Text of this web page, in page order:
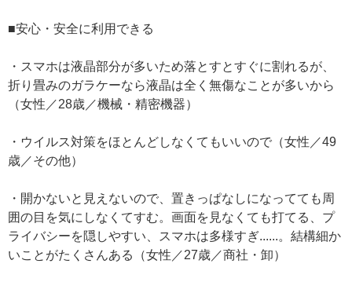
■安心・安全に利用できる
・スマホは液晶部分が多いため落とすとすぐに割れるが、
折り畳みのガラケーなら液晶は全く無傷なことが多いから
（女性／28歳／機械・精密機器）
・ウイルス対策をほとんどしなくてもいいので（女性／49
歳／その他）
・開かないと見えないので、置きっぱなしになってても周
囲の目を気にしなくてすむ。画面を見なくても打てる、プ
ライバシーを隠しやすい、スマホは多様すぎ......。結構細か
いことがたくさんある（女性／27歳／商社・卸）